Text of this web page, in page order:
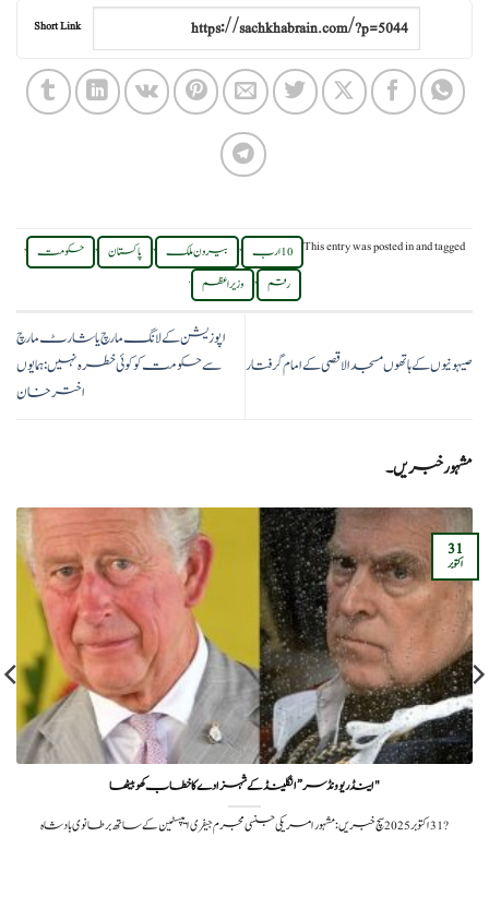
Short Link
This entry was posted inand tagged 10 ارب , بیرون ملک , پاکستان , حکومت ,
رقم , وزیر اعظم .
صیہونیوں کے ہاتھوں مسجد الاقصی کے امام گرفتار
اپوزیشن کے لانگ مارچ یا شارٹ مارچ
سے حکومت کو کوئی خطرہ نہیں: ہمایوں
اخترخان
مشہور خبریں۔
"اینڈریو ونڈسر” انگلینڈ کے شہزادے کا خطاب کھو بیٹھا
?️ 31 اکتوبر 2025سچ خبریں: مشہور امریکی جنسی مجرم جیفری ایپسٹین کے ساتھ برطانوی بادشاہ
31
اکتوبر